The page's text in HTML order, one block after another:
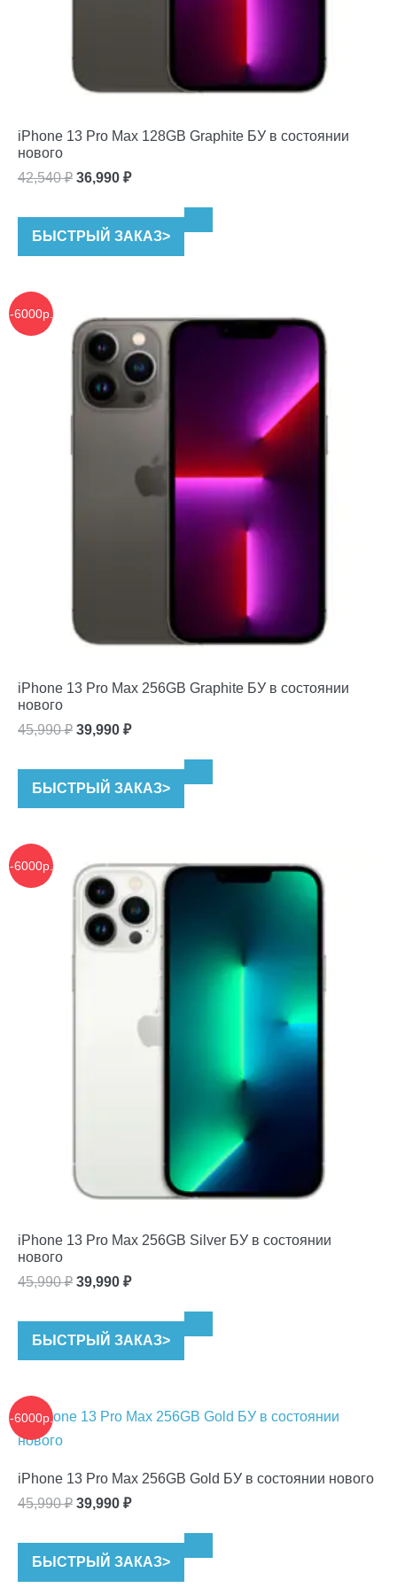
iPhone 13 Pro Max 128GB Graphite БУ в состоянии
нового
42,540₽ Первоначальная
составляла
36,990 ₽Текущая
БЫСТРЫЙ ЗАКАЗ>
-6000р.
iPhone 13 Pro Max 256GB Graphite БУ в состоянии
нового
45,990₽ Первоначальная
составляла
39,990 ₽Текущая
БЫСТРЫЙ ЗАКАЗ>
-6000р.
iPhone 13 Pro Max 256GB Silver БУ в состоянии
нового
45,990₽ Первоначальная
составляла
39,990 ₽Текущая
БЫСТРЫЙ ЗАКАЗ>
-6000р.
iPhone 13 Pro Max 256GB Gold БУ в состоянии нового
45,990₽ Первоначальная
составляла
39,990 ₽Текущая
БЫСТРЫЙ ЗАКАЗ>